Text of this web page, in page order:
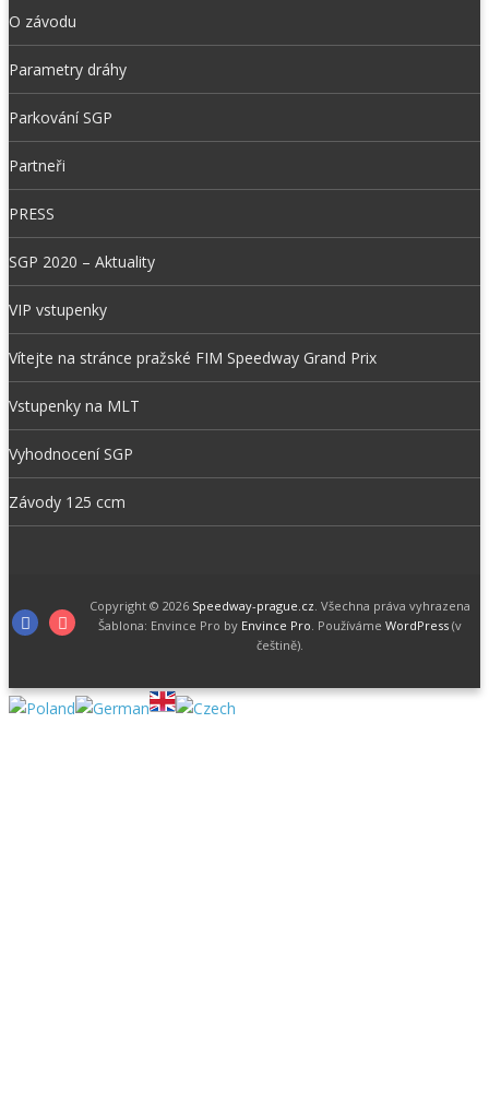
O závodu
Parametry dráhy
Parkování SGP
Partneři
PRESS
SGP 2020 – Aktuality
VIP vstupenky
Vítejte na stránce pražské FIM Speedway Grand Prix
Vstupenky na MLT
Vyhodnocení SGP
Závody 125 ccm
FacebookInstagram
Copyright © 2026 Speedway-prague.cz . Všechna práva vyhrazena
Šablona: Envince Pro by Envince Pro . Používáme WordPress(v
češtině).